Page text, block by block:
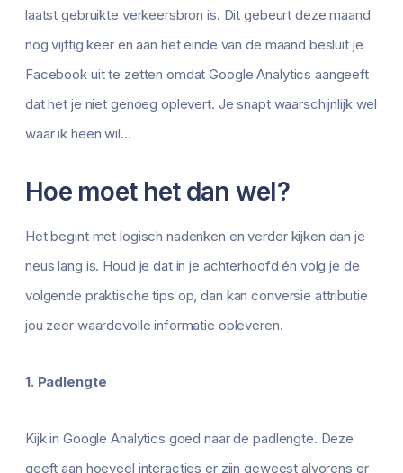
laatst gebruikte verkeersbron is. Dit gebeurt deze maand
nog vijftig keer en aan het einde van de maand besluit je
Facebook uit te zetten omdat Google Analytics aangeeft
dat het je niet genoeg oplevert. Je snapt waarschijnlijk wel
waar ik heen wil…
Hoe moet het dan wel?
Het begint met logisch nadenken en verder kijken dan je
neus lang is. Houd je dat in je achterhoofd én volg je de
volgende praktische tips op, dan kan conversie attributie
jou zeer waardevolle informatie opleveren.
1. Padlengte
Kijk in Google Analytics goed naar de padlengte. Deze
geeft aan hoeveel interacties er zijn geweest alvorens er